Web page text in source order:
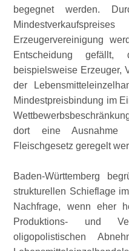
begegnet werden.
Erzeugervereinigung
Entscheidung gefällt,
beispielsweise Erzeuger,
der
Mindestpreisbindung im
dort eine
Fleischgesetz geregelt
Baden-Württemberg
strukturellen Schieflage
Nachfrage, wenn eher
Produktions- und
oligopolistischen